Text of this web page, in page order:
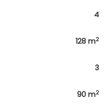
4
128 m2
3
90 m2